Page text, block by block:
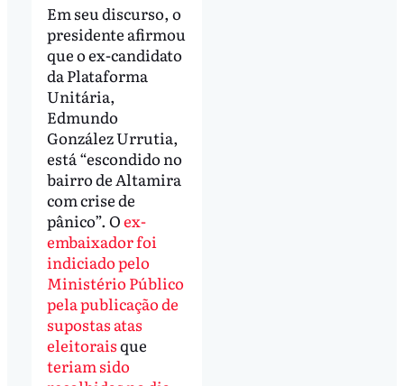
Em seu discurso, o
presidente afirmou
que o ex-candidato
da Plataforma
Unitária,
Edmundo
González Urrutia,
está “escondido no
bairro de Altamira
com crise de
pânico”. Oex-
embaixador foi
indiciado pelo
Ministério Público
pela publicação de
supostas atas
eleitoraisque
teriam sido